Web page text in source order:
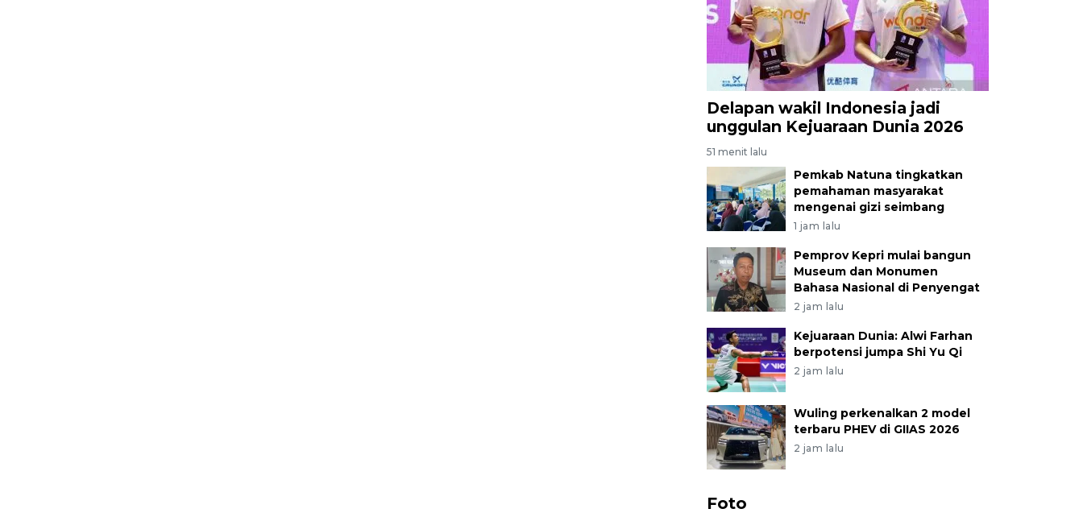
Delapan wakil Indonesia jadi
unggulan Kejuaraan Dunia 2026
51 menit lalu
Pemkab Natuna tingkatkan
pemahaman masyarakat
mengenai gizi seimbang
1 jam lalu
Pemprov Kepri mulai bangun
Museum dan Monumen
Bahasa Nasional di Penyengat
2 jam lalu
Kejuaraan Dunia: Alwi Farhan
berpotensi jumpa Shi Yu Qi
2 jam lalu
Wuling perkenalkan 2 model
terbaru PHEV di GIIAS 2026
2 jam lalu
Foto